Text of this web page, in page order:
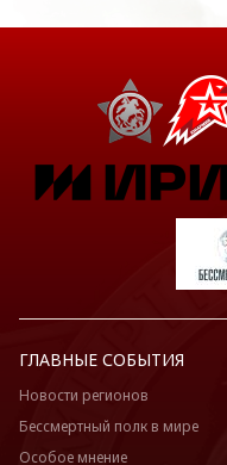
ГЛАВНЫЕ СОБЫТИЯ
Новости регионов
Бессмертный полк в мире
Особое мнение